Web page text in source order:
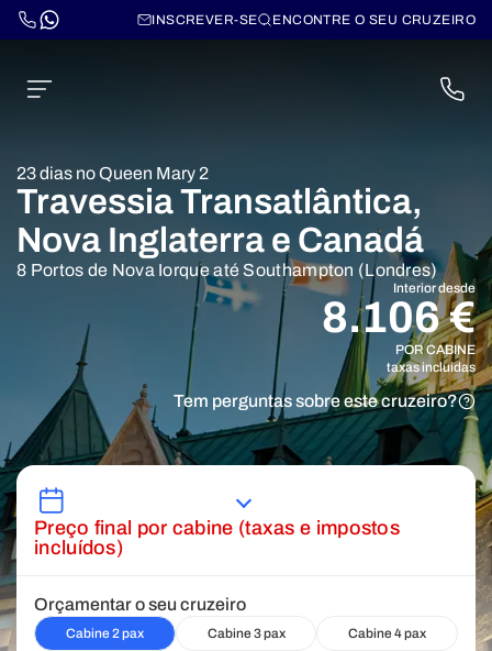
INSCREVER-SE ENCONTRE O SEU CRUZEIRO
23 dias no Queen Mary 2
Travessia Transatlântica,
Nova Inglaterra e Canadá
8 Portos de Nova Iorque até Southampton (Londres)
Interior desde
8.106 €
POR CABINE
taxas incluidas
Tem perguntas sobre este cruzeiro?
Preço final por cabine (taxas e impostos
incluídos)
Orçamentar o seu cruzeiro
Cabine 2 pax Cabine 3 pax Cabine 4 pax